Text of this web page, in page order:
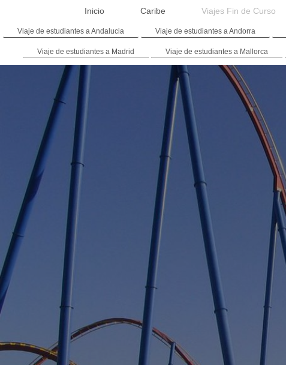
Inicio Caribe Viajes Fin de Curso
Viaje de estudiantes a Andalucia Viaje de estudiantes a Andorra
Viaje de estudiantes a Madrid Viaje de estudiantes a Mallorca